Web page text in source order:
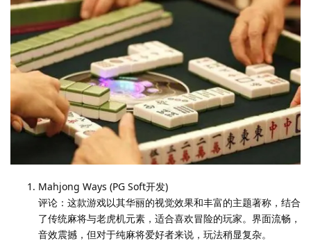
Mahjong Ways (PG Soft开发)
评论：这款游戏以其华丽的视觉效果和丰富的主题著称，结合
了传统麻将与老虎机元素，适合喜欢冒险的玩家。界面流畅，
音效震撼，但对于纯麻将爱好者来说，玩法稍显复杂。